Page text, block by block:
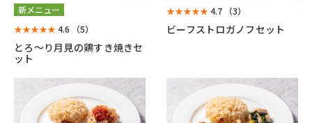
新メニュー
★★★★★4.6 （5）
とろ～り月見の鶏すき焼きセ
ット
★★★★★4.7 （3）
ビーフストロガノフセット